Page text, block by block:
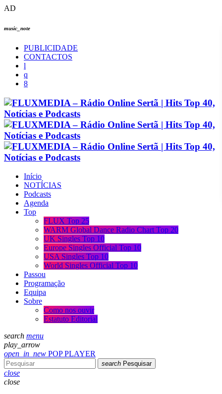
AD
music_note
PUBLICIDADE
CONTACTOS
Início
NOTÍCIAS
Podcasts
Agenda
Top
FLUX Top 25
WARM Global Dance Radio Chart Top 20
UK Singles Top 10
Europe Singles Official Top 10
USA Singles Top 10
World Singles Official Top 10
Passou
Programação
Equipa
Sobre
Como nos ouvir
Estatuto Editorial
search menu
play_arrow
open_in_new POP PLAYER
search Pesquisar
close
close